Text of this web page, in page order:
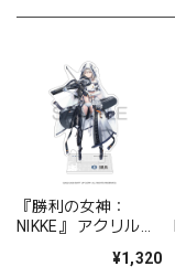
『勝利の女神：
NIKKE』 アクリルス
¥1,320